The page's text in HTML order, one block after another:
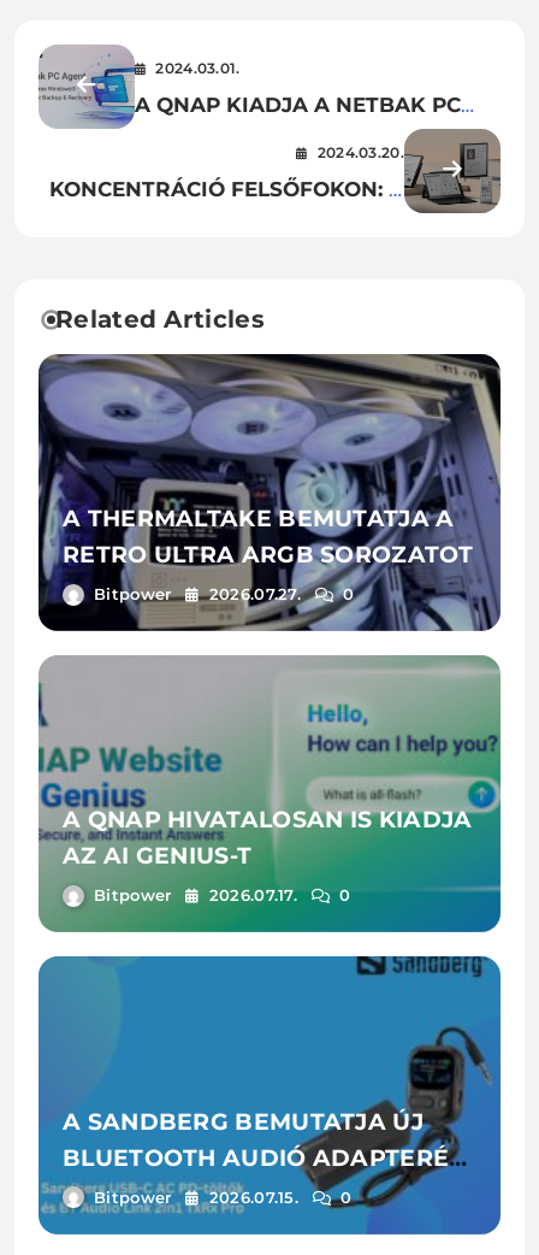
2024.03.01.
A QNAP KIADJA A NETBAK PC
AGENTET, EGY LICENCMENTES
WINDOWS® PC/SERVER
BIZTONSÁGI MENTÉSI
2024.03.20.
KONCENTRÁCIÓ FELSŐFOKON: A
Related Articles
A THERMALTAKE BEMUTATJA A
RETRO ULTRA ARGB SOROZATOT
Bitpower 2026.07.27. 0
A QNAP HIVATALOSAN IS KIADJA
AZ AI GENIUS-T
Bitpower 2026.07.17. 0
A SANDBERG BEMUTATJA ÚJ
BLUETOOTH AUDIÓ ADAPTERÉT
ÉS LAPTOPTÖLTŐIT
Bitpower 2026.07.15. 0